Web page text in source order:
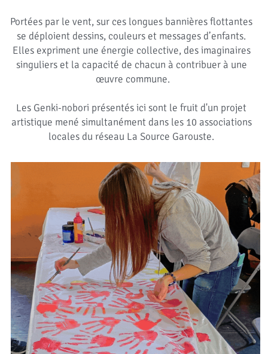
Portées par le vent, sur ces longues bannières flottantes
se déploient dessins, couleurs et messages d’enfants.
Elles expriment une énergie collective, des imaginaires
singuliers et la capacité de chacun à contribuer à une
œuvre commune.
Les Genki-nobori présentés ici sont le fruit d'un projet
artistique mené simultanément dans les 10 associations
locales du réseau La Source Garouste.